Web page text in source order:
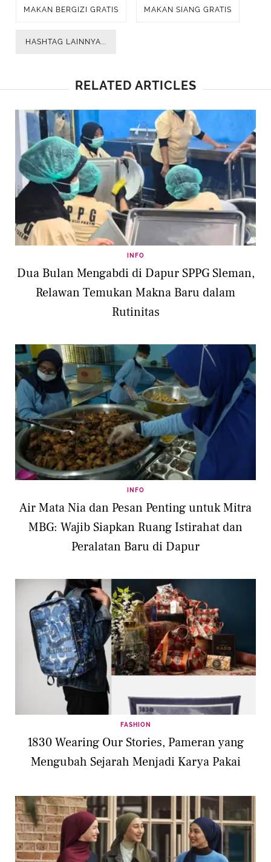
MAKAN BERGIZI GRATIS MAKAN SIANG GRATIS
HASHTAG LAINNYA...
RELATED ARTICLES
INFO
Dua Bulan Mengabdi di Dapur SPPG Sleman,
Relawan Temukan Makna Baru dalam
Rutinitas
INFO
Air Mata Nia dan Pesan Penting untuk Mitra
MBG: Wajib Siapkan Ruang Istirahat dan
Peralatan Baru di Dapur
FASHION
1830 Wearing Our Stories, Pameran yang
Mengubah Sejarah Menjadi Karya Pakai